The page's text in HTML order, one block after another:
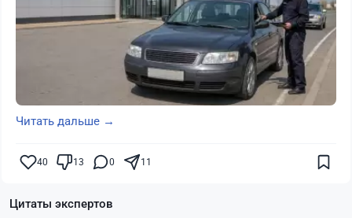
Читать дальше →
40 13 0 11
Цитаты экспертов